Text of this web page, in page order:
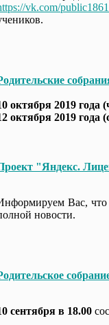
vk.com/
октября 2019 года
октября 2019 года
"Яндекс.
Вас, что
новости.
сентября в 18.00